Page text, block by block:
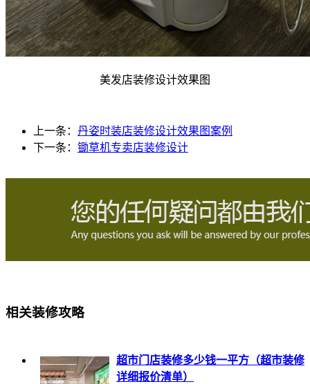
美发店装修设计效果图
上一条： 丹姿时装店装修设计效果图案例
下一条： 锄草机专卖店装修设计
相关装修攻略
超市门店装修多少钱一平方（超市装修
详细报价清单）